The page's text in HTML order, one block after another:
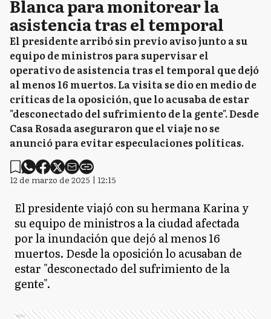
Blanca para monitorear la
asistencia tras el temporal
El presidente arribó sin previo aviso junto a su
equipo de ministros para supervisar el
operativo de asistencia tras el temporal que dejó
al menos 16 muertos. La visita se dio en medio de
críticas de la oposición, que lo acusaba de estar
"desconectado del sufrimiento de la gente". Desde
Casa Rosada aseguraron que el viaje no se
anunció para evitar especulaciones políticas.
12 de marzo de 2025 | 12:15
El presidente viajó con su hermana Karina y
su equipo de ministros a la ciudad afectada
por la inundación que dejó al menos 16
muertos. Desde la oposición lo acusaban de
estar "desconectado del sufrimiento de la
gente".
Ads